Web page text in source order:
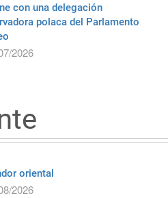
con una delegación
polaca del Parlamento
2026
oriental
2026